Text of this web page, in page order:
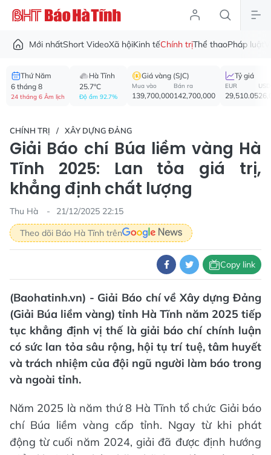
Mới nhấtShort VideoXã hộiKinh tếChính trịThể thaoPháp luật
Thứ Năm
6 tháng 8
24 tháng 6 Âm lịch
Hà Tĩnh
25.7°C
Độ ẩm 92.7%
Giá vàng (SJC)
Mua vào
139,700,000
Bán ra
142,700,000
Tỷ giá
EUR
29,510.05
USD
CHÍNH TRỊ XÂY DỰNG ĐẢNG
Giải Báo chí Búa liềm vàng Hà
Tĩnh 2025: Lan tỏa giá trị,
khẳng định chất lượng
Thu Hà
21/12/2025 22:15
Theo dõi Báo Hà Tĩnh trên
Copy link
(Baohatinh.vn) - Giải Báo chí về Xây dựng Đảng
(Giải Búa liềm vàng) tỉnh Hà Tĩnh năm 2025 tiếp
tục khẳng định vị thế là giải báo chí chính luận
có sức lan tỏa sâu rộng, hội tụ trí tuệ, tâm huyết
và trách nhiệm của đội ngũ người làm báo trong
và ngoài tỉnh.
Năm 2025 là năm thứ 8 Hà Tĩnh tổ chức Giải báo
chí Búa liềm vàng cấp tỉnh. Ngay từ khi phát
động từ cuối năm 2024, giải đã được định hướng